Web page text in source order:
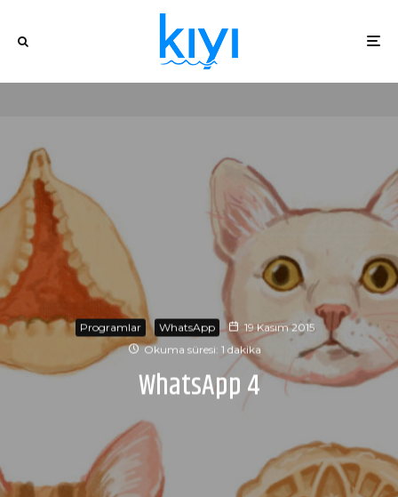
Programlar WhatsApp
19 Kasım 2015
Okuma süresi: 1 dakika
WhatsApp 4